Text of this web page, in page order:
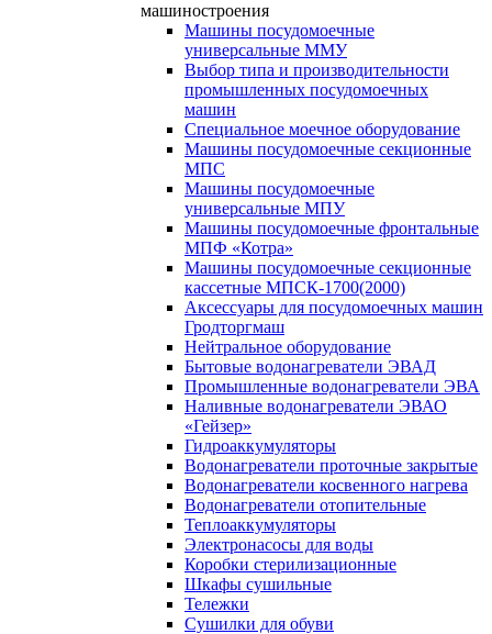
машиностроения
Машины посудомоечные
универсальные ММУ
Выбор типа и производительности
промышленных посудомоечных
машин
Специальное моечное оборудование
Машины посудомоечные секционные
МПС
Машины посудомоечные
универсальные МПУ
Машины посудомоечные фронтальные
МПФ «Котра»
Машины посудомоечные секционные
кассетные МПСК-1700(2000)
Аксессуары для посудомоечных машин
Гродторгмаш
Нейтральное оборудование
Бытовые водонагреватели ЭВАД
Промышленные водонагреватели ЭВА
Наливные водонагреватели ЭВАО
«Гейзер»
Гидроаккумуляторы
Водонагреватели проточные закрытые
Водонагреватели косвенного нагрева
Водонагреватели отопительные
Теплоаккумуляторы
Электронасосы для воды
Коробки стерилизационные
Шкафы сушильные
Тележки
Сушилки для обуви